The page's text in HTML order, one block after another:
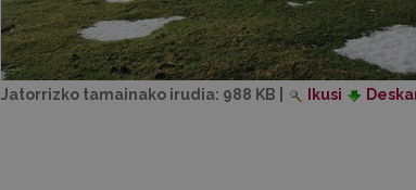
Jatorrizko tamainako irudia: 988 KB Ikusi